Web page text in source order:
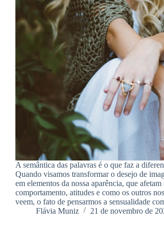
A semântica das palavras é o que faz a
Quando visamos transformar o desejo de
em elementos da nossa aparência, que afetam
comportamento, atitudes e como os outros nos
veem, o fato de pensarmos a sensualidade
Flávia Muniz
21 de novembro de